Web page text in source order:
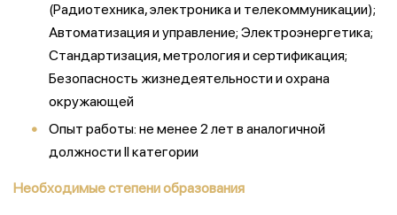
(Радиотехника, электроника и телекоммуникации);
Автоматизация и управление; Электроэнергетика;
Стандартизация, метрология и сертификация;
Безопасность жизнедеятельности и охрана
окружающей
Опыт работы: не менее 2 лет в аналогичной
должности II категории
Необходимые степени образования